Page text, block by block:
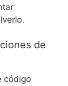
de
código